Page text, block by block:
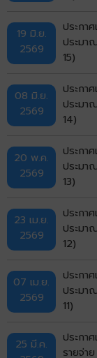
19 มิ.ย.
2569
ประกา
ประมา
15)
08 มิ.ย.
2569
ประกา
ประมา
14)
20 พ.ค.
2569
ประกา
ประมา
13)
23 เม.ย.
2569
ประกา
ประมา
12)
07 เม.ย.
2569
ประกา
ประมา
11)
25 มี.ค.
ประกา
รายจ่า